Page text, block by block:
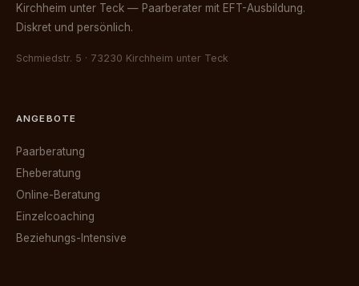
Kirchheim unter Teck — Paarberater mit EFT-Ausbildung.
Diskret und persönlich.
Schmiedstr. 5 · 73230 Kirchheim unter Teck
ANGEBOTE
Paarberatung
Eheberatung
Online-Beratung
Einzelcoaching
Beziehungs-Intensive